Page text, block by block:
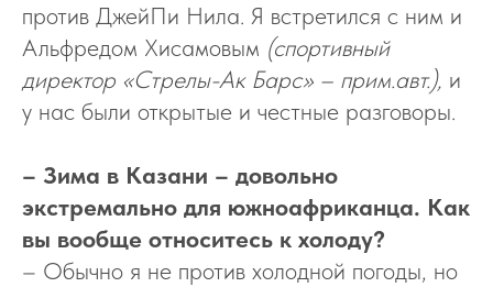
против ДжейПи Нила. Я встретился с ним и
Альфредом Хисамовым (спортивный
директор «Стрелы-Ак Барс» – прим.авт.), и
у нас были открытые и честные разговоры.
– Зима в Казани – довольно
экстремально для южноафриканца. Как
вы вообще относитесь к холоду?
– Обычно я не против холодной погоды, но